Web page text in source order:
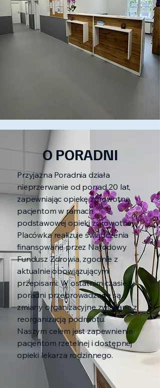
O PORADNI
Przyjazna Poradnia działa
nieprzerwanie od ponad 20 lat,
zapewniając opiekę zdrowotną
pacjentom w ramach
podstawowej opieki zdrowotnej.
Placówka realizuje świadczenia
finansowane przez Narodowy
Fundusz Zdrowia, zgodnie z
aktualnie obowiązującymi
przepisami. W ostatnim czasie w
poradni przeprowadzane są
zmiany organizacyjne związane z
reorganizacją podmiotu.
Naszym celem jest zapewnienie
pacjentom rzetelnej i dostępnej
opieki lekarza rodzinnego.